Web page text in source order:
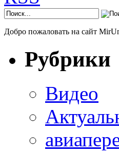
Добро пожаловать на сайт
Рубрики
Видео